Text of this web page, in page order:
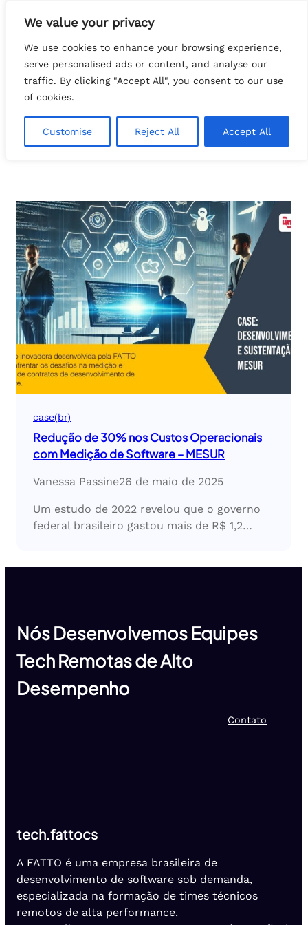
We value your privacy
We use cookies to enhance your browsing experience,
serve personalised ads or content, and analyse our
traffic. By clicking "Accept All", you consent to our use
of cookies.
Customise Reject All Accept All
para
conteúdo
tech.FATTOcs
contratacaoSoftware
case(br)
Redução de 30% nos Custos Operacionais
com Medição de Software – MESUR
Vanessa Passine26 de maio de 2025
Um estudo de 2022 revelou que o governo
federal brasileiro gastou mais de R$ 1,2…
Nós Desenvolvemos Equipes
Tech Remotas de Alto
Desempenho
Contato
tech.fattocs
A FATTO é uma empresa brasileira de
desenvolvimento de software sob demanda,
especializada na formação de times técnicos
remotos de alta performance.